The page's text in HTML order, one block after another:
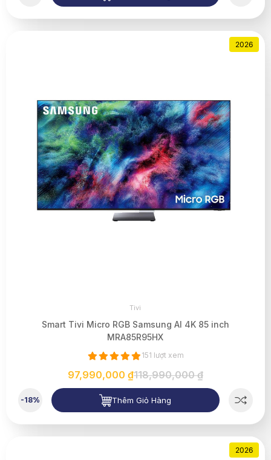
2026
Tivi
Smart Tivi Micro RGB Samsung AI 4K 85 inch
MRA85R95HX
151 lượt xem
97,990,000 ₫118,990,000 ₫
-18% Thêm Giỏ Hàng
2026